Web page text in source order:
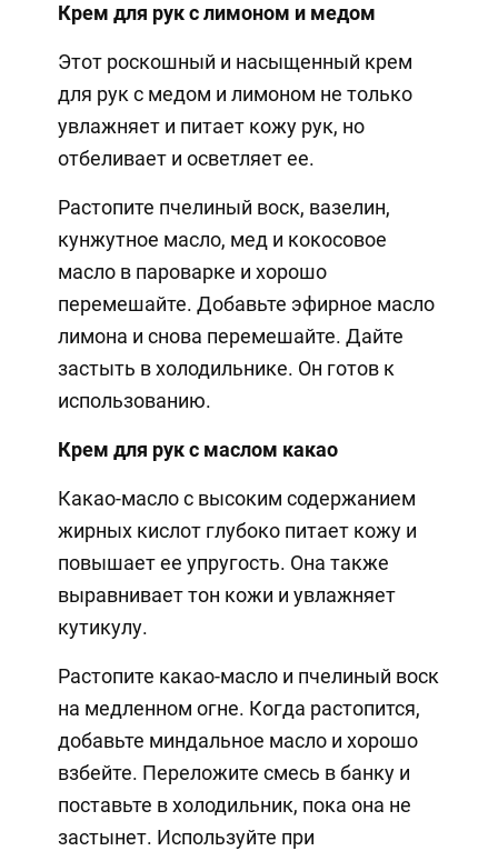
Крем для рук с лимоном и медом
Этот роскошный и насыщенный крем
для рук с медом и лимоном не только
увлажняет и питает кожу рук, но
отбеливает и осветляет ее.
Растопите пчелиный воск, вазелин,
кунжутное масло, мед и кокосовое
масло в пароварке и хорошо
перемешайте. Добавьте эфирное масло
лимона и снова перемешайте. Дайте
застыть в холодильнике. Он готов к
использованию.
Крем для рук с маслом какао
Какао-масло с высоким содержанием
жирных кислот глубоко питает кожу и
повышает ее упругость. Она также
выравнивает тон кожи и увлажняет
кутикулу.
Растопите какао-масло и пчелиный воск
на медленном огне. Когда растопится,
добавьте миндальное масло и хорошо
взбейте. Переложите смесь в банку и
поставьте в холодильник, пока она не
застынет. Используйте при